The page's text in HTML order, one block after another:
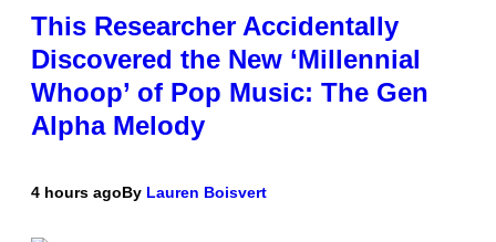
This Researcher Accidentally
Discovered the New ‘Millennial
Whoop’ of Pop Music: The Gen
Alpha Melody
4 hours agoBy Lauren Boisvert